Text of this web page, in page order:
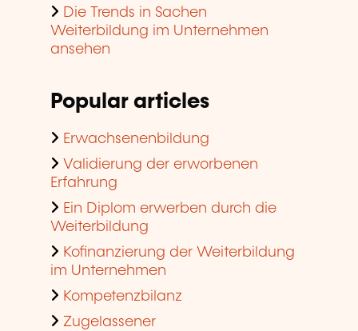
Die Trends in Sachen
Weiterbildung im Unternehmen
ansehen
Popular articles
Erwachsenenbildung
Validierung der erworbenen
Erfahrung
Ein Diplom erwerben durch die
Weiterbildung
Kofinanzierung der Weiterbildung
im Unternehmen
Kompetenzbilanz
Zugelassener